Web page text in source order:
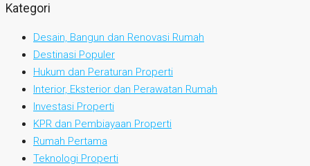
Kategori
Desain, Bangun dan Renovasi Rumah
Destinasi Populer
Hukum dan Peraturan Properti
Interior, Eksterior dan Perawatan Rumah
Investasi Properti
KPR dan Pembiayaan Properti
Rumah Pertama
Teknologi Properti